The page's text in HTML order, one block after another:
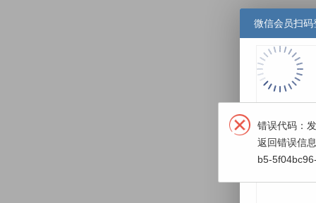
微信会员扫码
错误代码：
返回错误信
b5-